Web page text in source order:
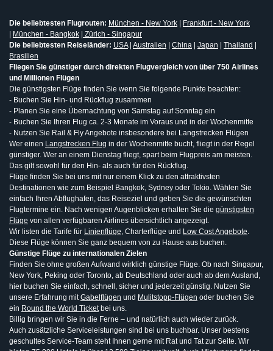
Die beliebtesten Flugrouten: München - New York
Frankfurt - New York
München - Bangkok
Zürich - Singapur
Die beliebtesten Reiseländer: USA| Australien China Japan Thailand
Brasilien
Fliegen Sie günstiger durch direkten Flugvergleich von über 750 Airlines
und Millionen Flügen
Die günstigsten Flüge finden Sie wenn Sie folgende Punkte beachten:
- Buchen Sie Hin- und Rückflug zusammen
- Planen Sie eine Übernachtung von Samstag auf Sonntag ein
- Buchen Sie Ihren Flug ca. 2-3 Monate im Voraus und in der Wochenmitte
- Nutzen Sie Rail & Fly Angebote insbesondere bei Langstrecken Flügen
Wer einen Langstrecken Flug in der Wochenmitte bucht, fliegt in der Regel
günstiger. Wer an einem Dienstag fliegt, spart beim Flugpreis am meisten.
Das gilt sowohl für den Hin- als auch für den Rückflug.
Flüge finden Sie bei uns mit nur einem Klick zu den attraktivsten
Destinationen wie zum Beispiel Bangkok, Sydney oder Tokio. Wählen Sie
einfach Ihren Abflughafen, das Reiseziel und geben Sie die gewünschten
Flugtermine ein. Nach wenigen Augenblicken erhalten Sie die günstigsten
Flüge von allen verfügbaren Airlines übersichtlich angezeigt.
Wir listen die Tarife für Linienflüge, Charterflüge und Low Cost Angebote.
Diese Flüge können Sie ganz bequem von zu Hause aus buchen.
Günstige Flüge zu internationalen Zielen
Finden Sie ohne großen Aufwand wirklich günstige Flüge. Ob nach Singapur,
New York, Peking oder Toronto, ab Deutschland oder auch ab dem Ausland,
hier buchen Sie einfach, schnell, sicher und jederzeit günstig. Nutzen Sie
unsere Erfahrung mitGabelflügen und Mulitstopp-Flügen oder buchen Sie
ein Round the World Ticketbei uns.
Billig bringen wir Sie in die Ferne – und natürlich auch wieder zurück.
Auch zusätzliche Serviceleistungen sind bei uns buchbar. Unser bestens
geschultes Service-Team steht Ihnen gerne mit Rat und Tat zur Seite. Wir